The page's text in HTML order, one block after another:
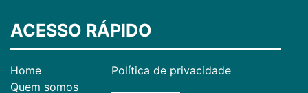
ACESSO RÁPIDO
Home
Quem somos
Política de privacidade